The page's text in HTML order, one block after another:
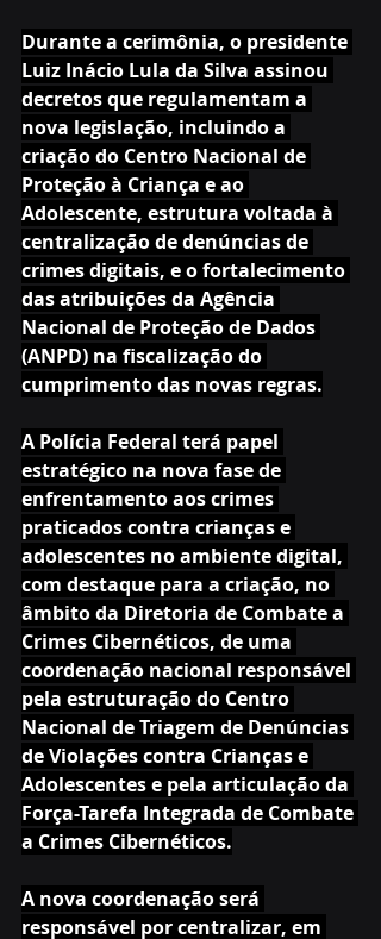
Durante a cerimônia, o presidente
Luiz Inácio Lula da Silva assinou
decretos que regulamentam a
nova legislação, incluindo a
criação do Centro Nacional de
Proteção à Criança e ao
Adolescente, estrutura voltada à
centralização de denúncias de
crimes digitais, e o fortalecimento
das atribuições da Agência
Nacional de Proteção de Dados
(ANPD) na fiscalização do
cumprimento das novas regras.
A Polícia Federal terá papel
estratégico na nova fase de
enfrentamento aos crimes
praticados contra crianças e
adolescentes no ambiente digital,
com destaque para a criação, no
âmbito da Diretoria de Combate a
Crimes Cibernéticos, de uma
coordenação nacional responsável
pela estruturação do Centro
Nacional de Triagem de Denúncias
de Violações contra Crianças e
Adolescentes e pela articulação da
Força-Tarefa Integrada de Combate
a Crimes Cibernéticos.
A nova coordenação será
responsável por centralizar, em